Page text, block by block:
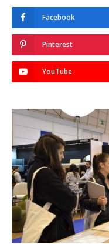
Facebook
Pinterest
YouTube